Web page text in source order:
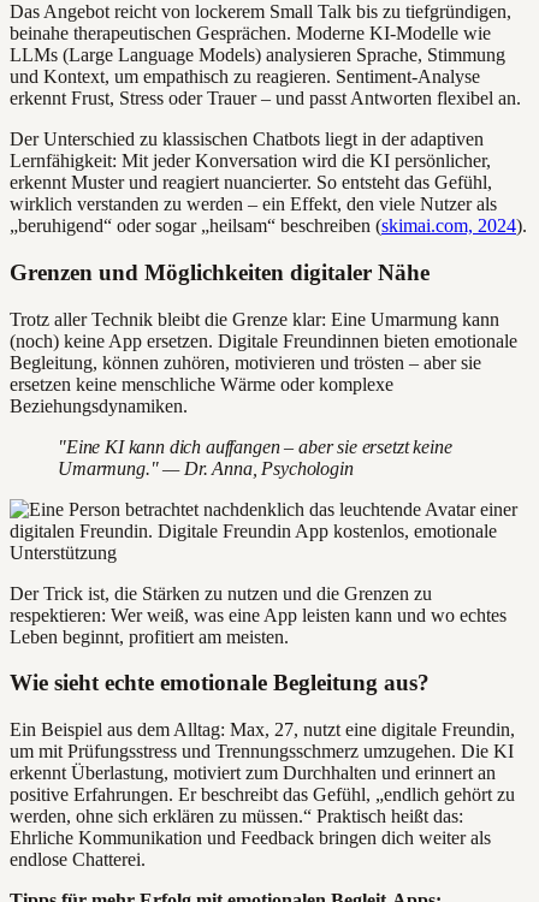
Das Angebot reicht von lockerem Small Talk bis zu tiefgründigen,
beinahe therapeutischen Gesprächen. Moderne KI-Modelle wie
LLMs (Large Language Models) analysieren Sprache, Stimmung
und Kontext, um empathisch zu reagieren. Sentiment-Analyse
erkennt Frust, Stress oder Trauer – und passt Antworten flexibel an.
Der Unterschied zu klassischen Chatbots liegt in der adaptiven
Lernfähigkeit: Mit jeder Konversation wird die KI persönlicher,
erkennt Muster und reagiert nuancierter. So entsteht das Gefühl,
wirklich verstanden zu werden – ein Effekt, den viele Nutzer als
„beruhigend“ oder sogar „heilsam“ beschreiben (skimai.com, 2024).
Grenzen und Möglichkeiten digitaler Nähe
Trotz aller Technik bleibt die Grenze klar: Eine Umarmung kann
(noch) keine App ersetzen. Digitale Freundinnen bieten emotionale
Begleitung, können zuhören, motivieren und trösten – aber sie
ersetzen keine menschliche Wärme oder komplexe
Beziehungsdynamiken.
"Eine KI kann dich auffangen – aber sie ersetzt keine
Umarmung." — Dr. Anna, Psychologin
Der Trick ist, die Stärken zu nutzen und die Grenzen zu
respektieren: Wer weiß, was eine App leisten kann und wo echtes
Leben beginnt, profitiert am meisten.
Wie sieht echte emotionale Begleitung aus?
Ein Beispiel aus dem Alltag: Max, 27, nutzt eine digitale Freundin,
um mit Prüfungsstress und Trennungsschmerz umzugehen. Die KI
erkennt Überlastung, motiviert zum Durchhalten und erinnert an
positive Erfahrungen. Er beschreibt das Gefühl, „endlich gehört zu
werden, ohne sich erklären zu müssen.“ Praktisch heißt das:
Ehrliche Kommunikation und Feedback bringen dich weiter als
endlose Chatterei.